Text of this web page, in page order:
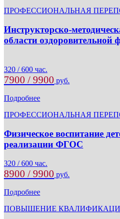
ПРОФЕССИОНАЛЬНАЯ
Инструкторско-
области оздоровительной
320 / 600 час.
7900 / 9900 руб.
Подробнее
ПРОФЕССИОНАЛЬНАЯ
Физическое воспитание
реализации ФГОС
320 / 600 час.
8900 / 9900 руб.
Подробнее
ПОВЫШЕНИЕ